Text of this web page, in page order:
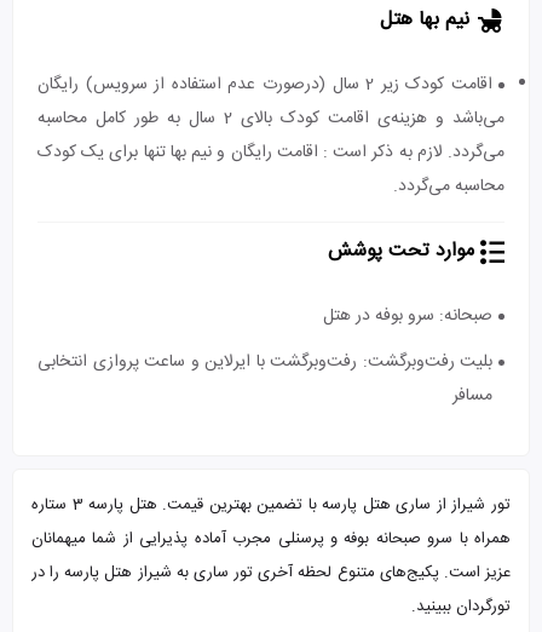
نیم بها هتل
اقامت کودک زیر 2 سال (درصورت عدم استفاده از سرویس) رایگان
می‌باشد و هزینه‌ی اقامت کودک بالای 2 سال به طور کامل محاسبه
می‌گردد. لازم به ذکر است : اقامت رایگان و نیم بها تنها برای یک کودک
محاسبه می‌گردد.
موارد تحت پوشش
صبحانه: سرو بوفه در هتل
بلیت رفت‌و‌برگشت: رفت‌و‌برگشت با ایرلاین و ساعت پروازی انتخابی
مسافر
تور شیراز از ساری هتل پارسه با تضمین بهترین قیمت. هتل پارسه 3 ستاره
همراه با سرو صبحانه بوفه و پرسنلی مجرب آماده پذیرایی از شما میهمانان
عزیز است. پکیج‌های متنوع لحظه آخری تور ساری به شیراز هتل پارسه را در
تورگردان ببینید.